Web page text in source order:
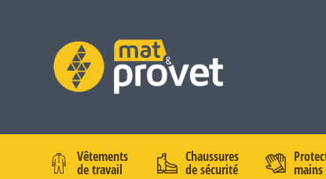
Vêtements
de travail
Chaussures
de sécurité mains